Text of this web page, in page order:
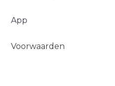
App
Voorwaarden